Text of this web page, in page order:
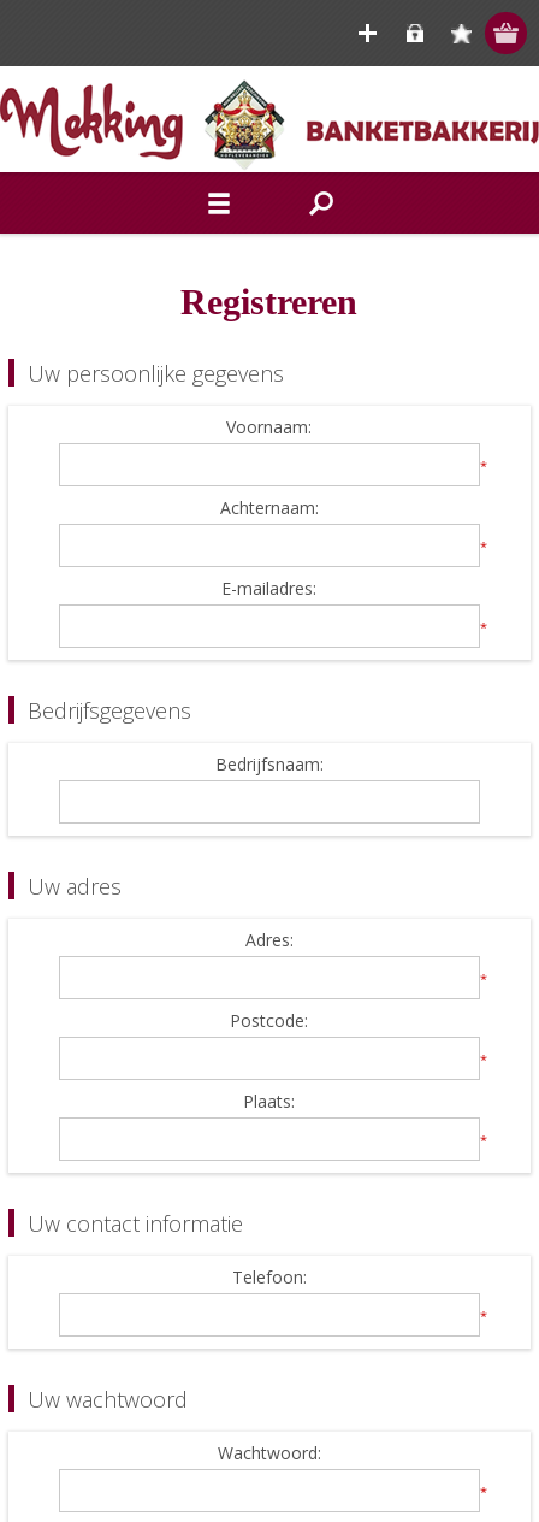
Registreren
Uw persoonlijke gegevens
Voornaam:
*
Achternaam:
*
E-mailadres:
*
Bedrijfsgegevens
Bedrijfsnaam:
Uw adres
Adres:
*
Postcode:
*
Plaats:
*
Uw contact informatie
Telefoon:
*
Uw wachtwoord
Wachtwoord:
*